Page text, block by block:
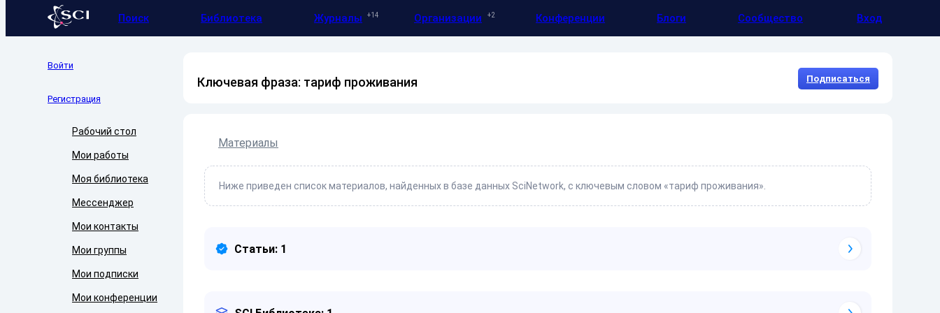
Поиск Библиотека Журналы 14 Организации 2 Конференции Блоги Сообщество Вход
Войти
Регистрация
Рабочий стол
Мои работы
Моя библиотека
Мессенджер
Мои контакты
Мои группы
Мои подписки
Мои конференции
Ключевая фраза: тариф проживания Подписаться
Материалы
Ниже приведен список материалов, найденных в базе данных SciNetwork, с ключевым словом «тариф проживания».
Статьи: 1